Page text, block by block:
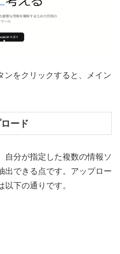
ンをクリックすると、メイン
ード
自分が指定した複数の情報ソ
出できる点です。アップロー
以下の通りです。